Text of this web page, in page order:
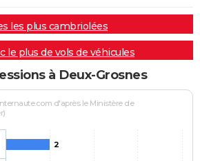
les plus cambriolées
le plus de vols de véhicules
à Deux-Grosnes
d'après le Ministère de
2